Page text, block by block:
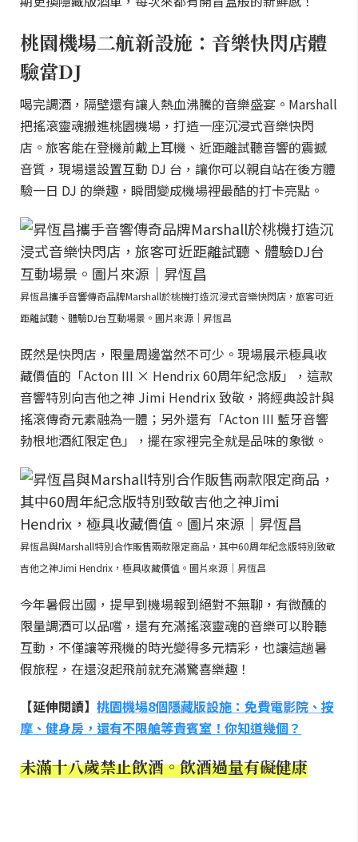
桃園機場二航新設施：音樂快閃店體
驗當DJ
喝完調酒，隔壁還有讓人熱血沸騰的音樂盛宴。Marshall
把搖滾靈魂搬進桃園機場，打造一座沉浸式音樂快閃
店。旅客能在登機前戴上耳機、近距離試聽音響的震撼
音質，現場還設置互動 DJ 台，讓你可以親自站在後方體
驗一日 DJ 的樂趣，瞬間變成機場裡最酷的打卡亮點。
昇恆昌攜手音響傳奇品牌Marshall於桃機打造沉浸式音樂快閃店，旅客可近
距離試聽、體驗DJ台互動場景。圖片來源｜昇恆昌
既然是快閃店，限量周邊當然不可少。現場展示極具收
藏價值的「Acton III × Hendrix 60周年紀念版」，這款
音響特別向吉他之神 Jimi Hendrix 致敬，將經典設計與
搖滾傳奇元素融為一體；另外還有「Acton III 藍牙音響
勃根地酒紅限定色」，擺在家裡完全就是品味的象徵。
昇恆昌與Marshall特別合作販售兩款限定商品，其中60周年紀念版特別致敬
吉他之神Jimi Hendrix，極具收藏價值。圖片來源｜昇恆昌
今年暑假出國，提早到機場報到絕對不無聊，有微醺的
限量調酒可以品嚐，還有充滿搖滾靈魂的音樂可以聆聽
互動，不僅讓等飛機的時光變得多元精彩，也讓這趟暑
假旅程，在還沒起飛前就充滿驚喜樂趣！
【延伸閱讀】 桃園機場8個隱藏版設施：免費電影院、按
摩、健身房，還有不限艙等貴賓室！你知道幾個？
未滿十八歲禁止飲酒。飲酒過量有礙健康